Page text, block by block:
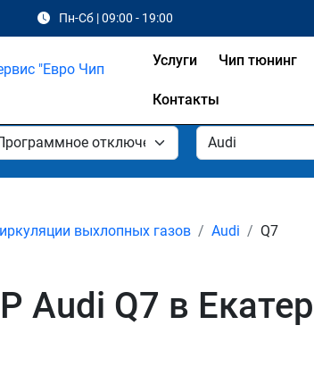
Пн-Сб | 09:00 - 19:00
Услуги Чип тюнинг
Контакты
выхлопных газов Audi Q7
Audi Q7 в